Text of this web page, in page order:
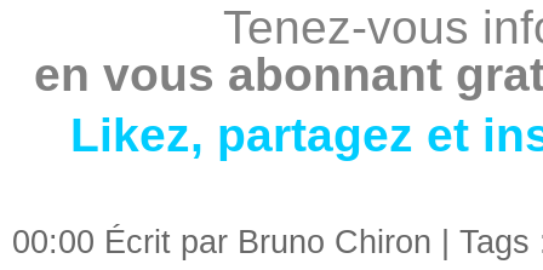
Tenez-vous
en vous abonnant
Likez, partagez et
00:00 Écrit par Bruno Chiron |